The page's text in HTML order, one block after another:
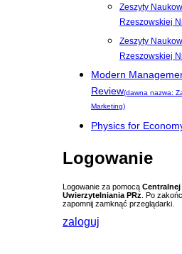
Zeszyty
Rzeszowskiej
Zeszyty
Rzeszowskiej
Modern
Review(dawna nazwa:
Marketing)
Physics for
Logowanie
Logowanie za pomocą Centralnej
Uwierzytelniania PRz . Po
zapomnij zamknąć przeglądarki.
zaloguj